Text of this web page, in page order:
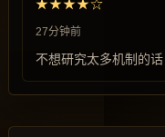
★★★★☆
27分钟前
不想研究太多机制的